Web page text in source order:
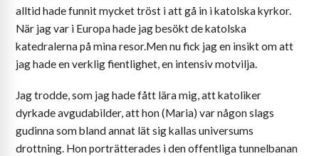
alltid hade funnit mycket tröst i att gå in i katolska kyrkor.
När jag var i Europa hade jag besökt de katolska
katedralerna på mina resor.Men nu fick jag en insikt om att
jag hade en verklig fientlighet, en intensiv motvilja.
Jag trodde, som jag hade fått lära mig, att katoliker
dyrkade avgudabilder, att hon (Maria) var någon slags
gudinna som bland annat lät sig kallas universums
drottning. Hon porträtterades i den offentliga tunnelbanan